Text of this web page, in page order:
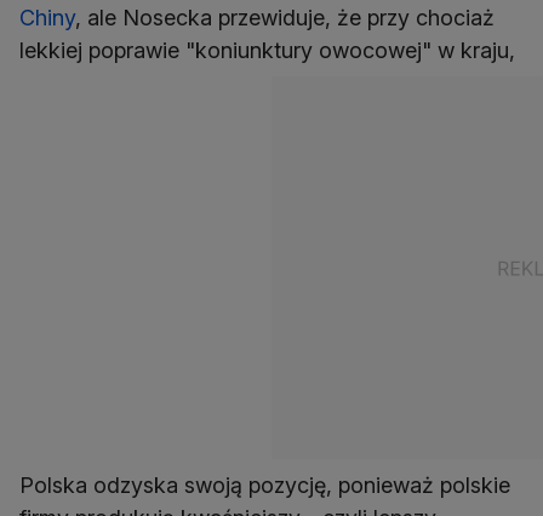
Chiny, ale Nosecka przewiduje, że przy chociaż
lekkiej poprawie "koniunktury owocowej" w kraju,
Polska odzyska swoją pozycję, ponieważ polskie